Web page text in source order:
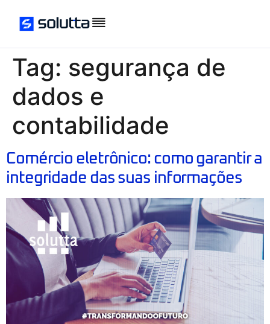
Tag: segurança de
dados e
contabilidade
Comércio eletrônico: como garantir a
integridade das suas informações